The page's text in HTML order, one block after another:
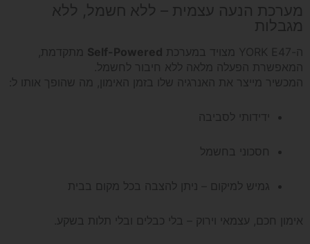
מערכת הנעה עצמית – ללא חשמל, ללא
מגבלות
ה-YORK E47 מצויד במערכת Self-Powered מתקדמת,
המאפשרת הפעלה מלאה ללא חיבור לחשמל.
המכשיר מייצר את האנרגיה שלו בזמן האימון, מה שהופך אותו ל:
ידידותי לסביבה
חסכוני בחשמל
גמיש למיקום – ניתן להצבה בכל מקום בבית
אימון חכם, עצמאי וירוק – בלי כבלים ובלי תלות בשקע.